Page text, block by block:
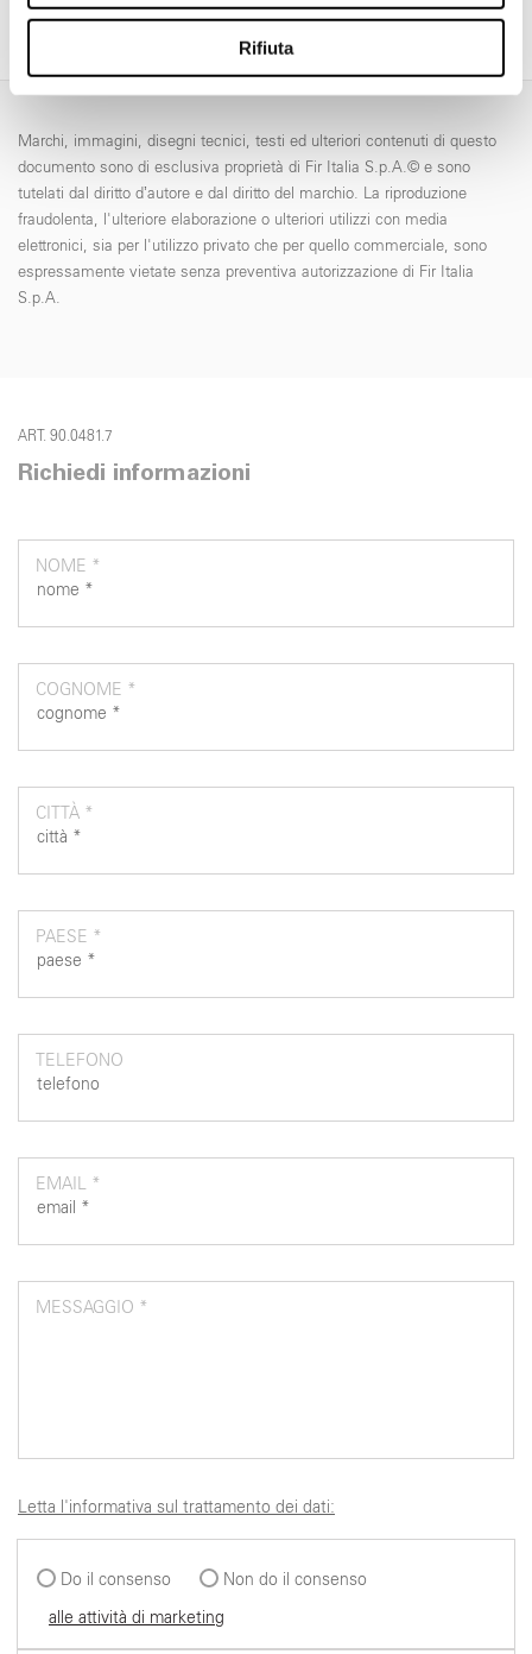
annunci, per fornire funzionalità dei social media e per
analizzare il nostro traffico. Condividiamo inoltre
informazioni sul modo in cui utilizza il nostro sito con i
nostri partner che si occupano di analisi dei dati web,
con altre informazioni che ha fornito loro o che hanno
raccolto dal suo utilizzo dei loro servizi.
Rifiuta
Marchi, immagini, disegni tecnici, testi ed ulteriori contenuti di questo
documento sono di esclusiva proprietà di Fir Italia S.p.A.© e sono
tutelati dal diritto d’autore e dal diritto del marchio. La riproduzione
fraudolenta, l'ulteriore elaborazione o ulteriori utilizzi con media
elettronici, sia per l'utilizzo privato che per quello commerciale, sono
espressamente vietate senza preventiva autorizzazione di Fir Italia
S.p.A.
ART. 90.0481.7
Richiedi informazioni
NOME *
COGNOME *
CITTÀ *
PAESE *
TELEFONO
EMAIL *
MESSAGGIO *
Letta l'informativa sul trattamento dei dati:
Do il consenso
Non do il consenso
alle attività di marketing